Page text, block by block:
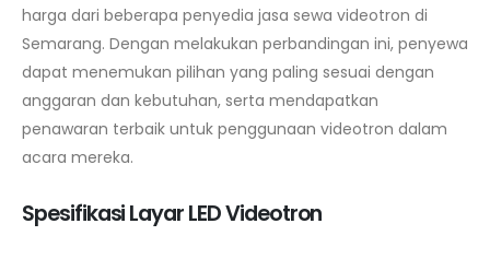
harga dari beberapa penyedia jasa sewa videotron di
Semarang. Dengan melakukan perbandingan ini, penyewa
dapat menemukan pilihan yang paling sesuai dengan
anggaran dan kebutuhan, serta mendapatkan
penawaran terbaik untuk penggunaan videotron dalam
acara mereka.
Spesifikasi Layar LED Videotron